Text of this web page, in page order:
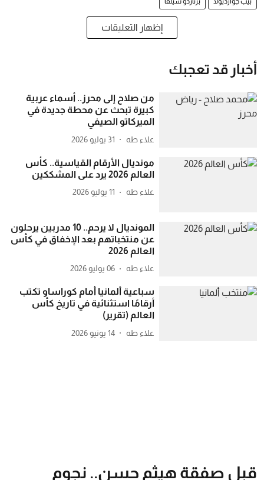
إظهار التعليقات
أخبار قد تعجبك
من صلاح إلى محرز.. أسماء عربية
كبيرة تبحث عن محطة جديدة في
الميركاتو الصيفي
علاء طه 31 يوليو 2026
مونديال الأرقام القياسية.. كأس
العالم 2026 يرد على المشككين
علاء طه 11 يوليو 2026
المونديال لا يرحم.. 10 مدربين يرحلون
عن منتخباتهم بعد الإخفاق في كأس
العالم 2026
علاء طه 06 يوليو 2026
سباعية ألمانيا أمام كوراساو تكتب
أرقامًا استثنائية في تاريخ كأس
العالم (تقرير)
علاء طه 14 يونيو 2026
قبل صفقة هيثم حسن.. نجوم